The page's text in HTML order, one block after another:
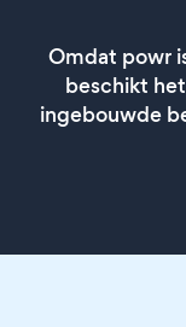
Omdat powr
beschikt
ingebouwde